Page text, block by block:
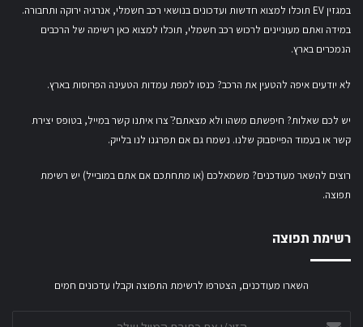
במגזין EV תוכלו למצוא חדשות ועדכונים בנושאי רכב חשמלי, אנרגיה ירוקה ותחבורה.
במידה ואתם מעוניינים לרכוש רכב חשמלי, תוכלו למצוא כאן רשימה של הרכבים
הנמכרים בארץ.
לא יודעים איפה להטעין את הרכב? כנסו למפת עמדות הטעינה הפרוסות בארץ.
יש לכם שאלות? חיפשתם משהו ולא מצאתם?ֿ צרו איתנו קשר במייל, בטופס יצירת
קשראובעמוד הפייסבוק שלנו. נשמח גם אם תפרגנו לנו בלייק.
רוצים להשאר מעודכנים? משמאלכם (או מתחתכם אם אתם במובייל) יש רשימת
תפוצה.
רשימת תפוצה
השארו מעודכנים, הצטרפו לרשימת התפוצה וקבלו עדכונים חמים
הזינ/י